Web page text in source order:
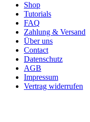
Shop
Tutorials
FAQ
Zahlung & Versand
Über uns
Contact
Datenschutz
AGB
Impressum
Vertrag widerrufen